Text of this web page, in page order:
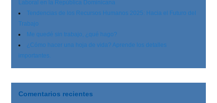
Laboral en la República Dominicana
Tendencias de los Recursos Humanos 2025: Hacia el Futuro del
Trabajo
Me quedé sin trabajo, ¿qué hago?
¿Cómo hacer una hoja de vida? Aprende los detalles
importantes.
Comentarios recientes